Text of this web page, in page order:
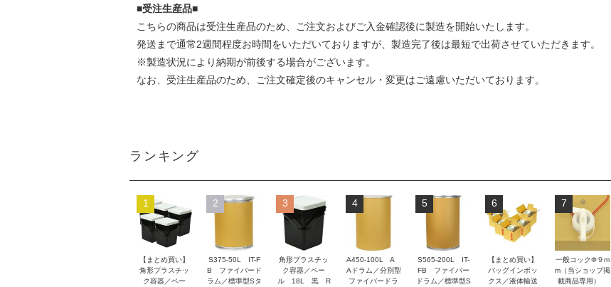
■受注生産品■
こちらの商品は受注生産品のため、ご注文およびご入金確認後に製造を開始いたします。
発送まで通常2週間程度お時間をいただいておりますが、製造完了後は最短で出荷させていただきます。
※製造状況により納期が前後する場合がございます。
なお、受注生産品のため、ご注文確定後のキャンセル・変更はご遠慮いただいております。
ランキング
1
【まとめ買い】
角形プラスチッ
ク容器／ペー
2
S375-50L IT-F
B ファイバード
ラム／標準型Sタ
3
角形プラスチッ
ク容器／ペー
ル 18L 黒 R
4
A450-100L A
Aドラム／分別型
ファイバードラ
5
S565-200L IT-
FB ファイバー
ドラム／標準型S
6
【まとめ買い】
バッグインボッ
クス／液体輸送
7
一般コックΦ９m
m（当ショップ掲
載商品専用）